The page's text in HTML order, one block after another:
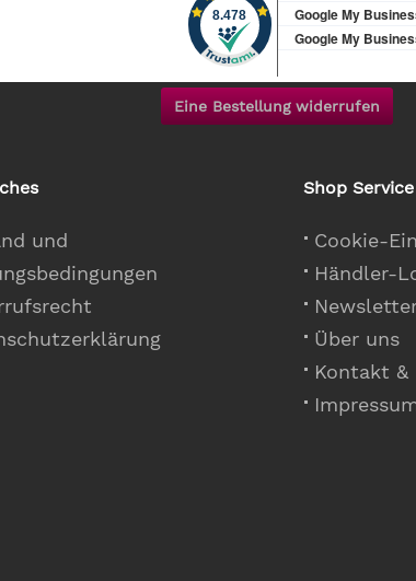
Eine Bestellung widerrufen
und
Shop Service
Cookie-
Händler-
Über uns
Kontakt &